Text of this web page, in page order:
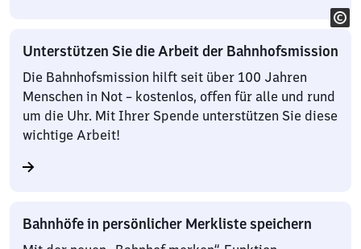
Unterstützen Sie die Arbeit der Bahnhofsmission
Die Bahnhofsmission hilft seit über 100 Jahren
Menschen in Not – kostenlos, offen für alle und rund
um die Uhr. Mit Ihrer Spende unterstützen Sie diese
wichtige Arbeit!
Bahnhöfe in persönlicher Merkliste speichern